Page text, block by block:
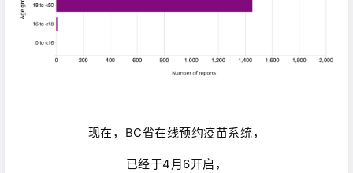
现在，BC省在线预约疫苗系统，
已经于4月6开启，